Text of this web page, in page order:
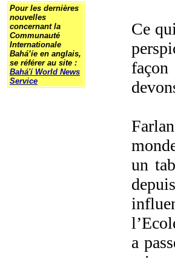
Pour les dernières
nouvelles
concernant la
Communauté
Internationale
Bahá’íe en anglais,
se référer au site :
Bahá'í World News
Service
Ce
un
a